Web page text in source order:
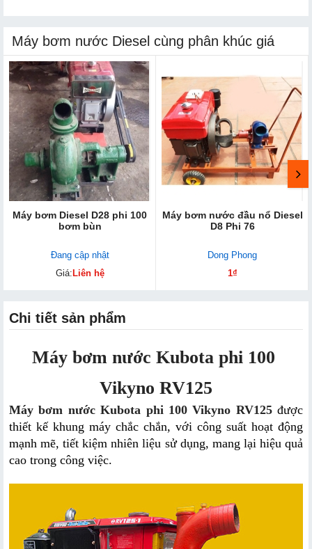
Máy bơm nước Diesel cùng phân khúc giá
Máy bơm Diesel D28 phi 100
bơm bùn
Đang cập nhật
Giá: Liên hệ
Máy bơm nước đầu nổ Diesel
D8 Phi 76
Dong Phong
1₫
Chi tiết sản phẩm
Máy bơm nước Kubota phi 100
Vikyno RV125
Máy bơm nước Kubota phi 100 Vikyno RV125 được
thiết kế khung máy chắc chắn, với công suất hoạt động
mạnh mẽ, tiết kiệm nhiên liệu sử dụng, mang lại hiệu quả
cao trong công việc.